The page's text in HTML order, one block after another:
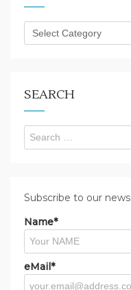
What
are
SEARCH
Search
for:
Subscribe to our news
Name*
eMail*